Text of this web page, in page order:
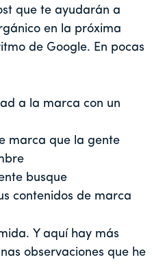
que te ayudarán a
en la próxima
de Google. En pocas
a la marca con un
marca que la gente
busque
contenidos de marca
Y aquí hay más
observaciones que he